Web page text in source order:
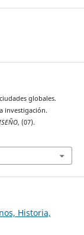
globales.
investigación.
, (07).
Historia,